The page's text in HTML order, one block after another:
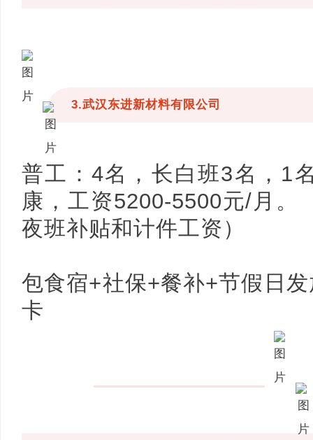
3.武汉东进新材料有限公司
普工：4名，长白班3名，1
康，工资5200-5500元/月。
夜班补贴和计件工资）
包食宿+社保+餐补+节假日
卡